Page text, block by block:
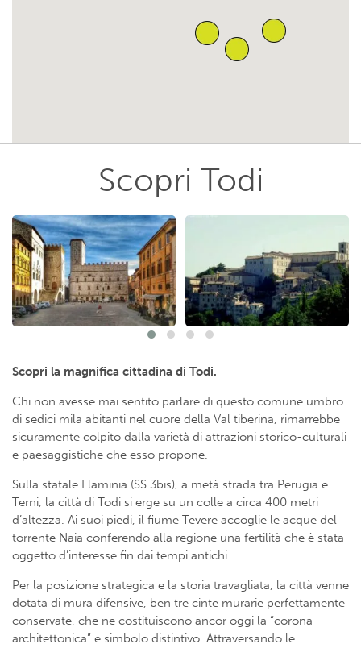
Scopri Todi
Scopri la magnifica cittadina di Todi.
Chi non avesse mai sentito parlare di questo comune umbro
di sedici mila abitanti nel cuore della Val tiberina, rimarrebbe
sicuramente colpito dalla varietà di attrazioni storico-culturali
e paesaggistiche che esso propone.
Sulla statale Flaminia (SS 3bis), a metà strada tra Perugia e
Terni, la città di Todi si erge su un colle a circa 400 metri
d’altezza. Ai suoi piedi, il fiume Tevere accoglie le acque del
torrente Naia conferendo alla regione una fertilità che è stata
oggetto d’interesse fin dai tempi antichi.
Per la posizione strategica e la storia travagliata, la città venne
dotata di mura difensive, ben tre cinte murarie perfettamente
conservate, che ne costituiscono ancor oggi la “corona
architettonica” e simbolo distintivo. Attraversando le